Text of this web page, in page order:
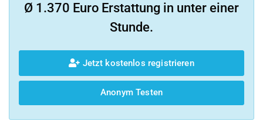
Ø 1.370 Euro Erstattung in unter einer
Stunde.
Jetzt kostenlos registrieren
Anonym Testen